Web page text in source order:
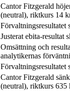
Cantor Fitzgerald
(neutral), riktkurs 14
Förvaltningsresultatet
Justerat ebita-resultat
Omsättning och
analytikernas
Förvaltningsresultatet
Cantor Fitzgerald
(neutral), riktkurs 635